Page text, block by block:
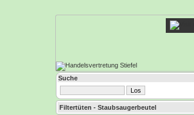
Suche
Filtertüten - Staubsaugerbeutel